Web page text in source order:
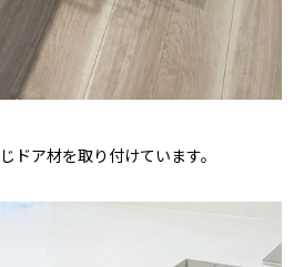
ドア材を取り付けています。